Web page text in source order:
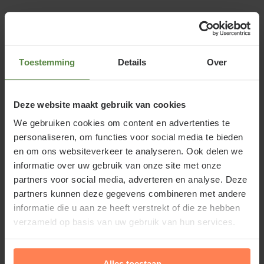
Toestemming Details Over
Deze website maakt gebruik van cookies
We gebruiken cookies om content en advertenties te
personaliseren, om functies voor social media te bieden
en om ons websiteverkeer te analyseren. Ook delen we
informatie over uw gebruik van onze site met onze
partners voor social media, adverteren en analyse. Deze
partners kunnen deze gegevens combineren met andere
informatie die u aan ze heeft verstrekt of die ze hebben
verzameld op basis van uw gebruik van hun services.
of Handappel 'Elstar'
nodig heeft om zich te ontwikkelen. Malus
domestica 'Elstar' krijgt in april-mei rozewitte
bloemen, die uitgroeien tot geel/hardrode vruchten.
De Handappel 'Elstar' is één van de meest gebruikte
appels in Nederland. De appelboom is
zelfbestuivend, maar draagt nog beter met een
andere variëteit in de nabijheid (zie kopje bestuivers
bij specificaties). Ook leuk om toe te passen in een
fruit- of groentetuin. Een hoogstam fruitboom kan